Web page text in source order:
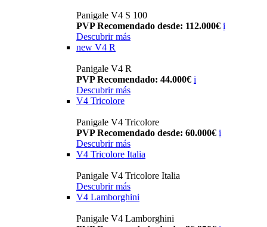
Panigale V4 S 100
PVP Recomendado desde: 112.000€ i
Descubrir más
new V4 R
Panigale V4 R
PVP Recomendado: 44.000€ i
Descubrir más
V4 Tricolore
Panigale V4 Tricolore
PVP Recomendado desde: 60.000€ i
Descubrir más
V4 Tricolore Italia
Panigale V4 Tricolore Italia
Descubrir más
V4 Lamborghini
Panigale V4 Lamborghini